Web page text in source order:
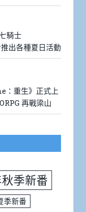
騎士
出各種夏日活動
：重生》正式上
再戰梁山
季新番
季新番